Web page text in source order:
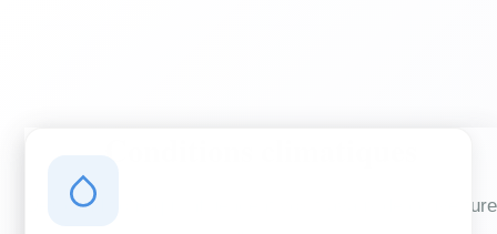
Des conditions qui influencent vos travaux de couverture